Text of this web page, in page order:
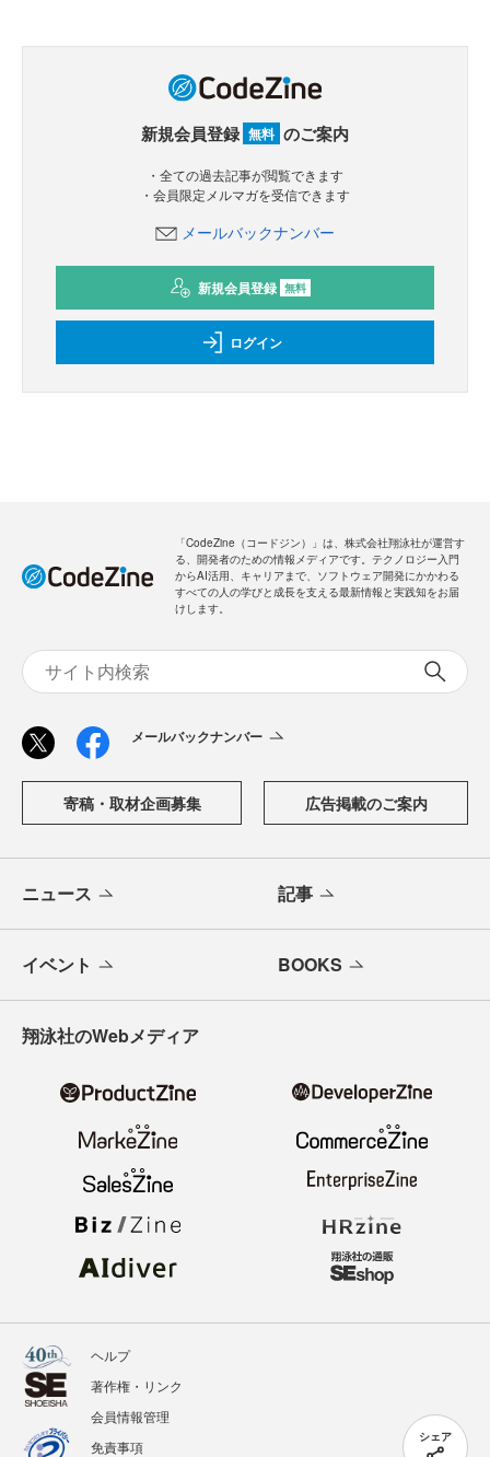
シェア
新規会員登録 無料 のご案内
・全ての過去記事が閲覧できます
・会員限定メルマガを受信できます
メールバックナンバー
新規会員登録 無料
ログイン
「CodeZine（コードジン）」は、株式会社翔泳社が運営す
る、開発者のための情報メディアです。テクノロジー入門
からAI活用、キャリアまで、ソフトウェア開発にかかわる
すべての人の学びと成長を支える最新情報と実践知をお届
けします。
メールバックナンバー
寄稿・取材企画募集 広告掲載のご案内
ニュース 記事
イベント BOOKS
翔泳社のWebメディア
ヘルプ
著作権・リンク
会員情報管理
免責事項